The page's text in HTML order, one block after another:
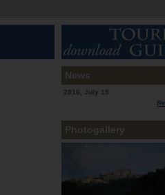
News
2016, July 19
Photogallery